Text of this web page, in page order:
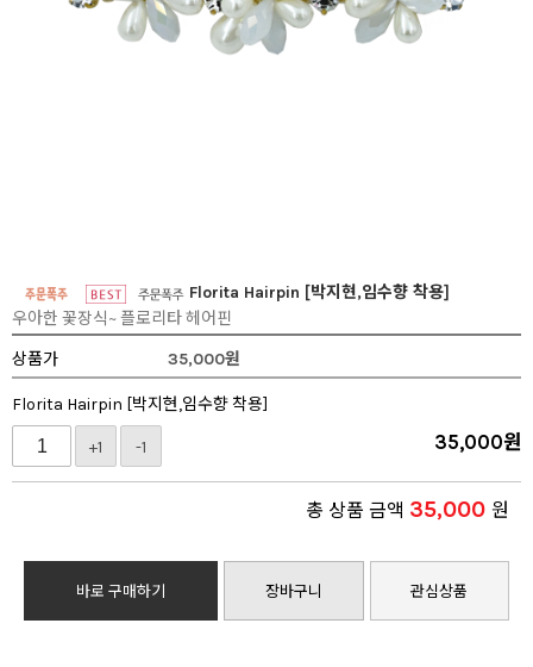
Florita Hairpin [박지현,임수향 착용]
우아한 꽃장식~ 플로리타 헤어핀
상품가
35,000원
Florita Hairpin [박지현,임수향 착용]
+1 -1 35,000원
총 상품 금액 35,000 원
바로 구매하기 장바구니 관심상품